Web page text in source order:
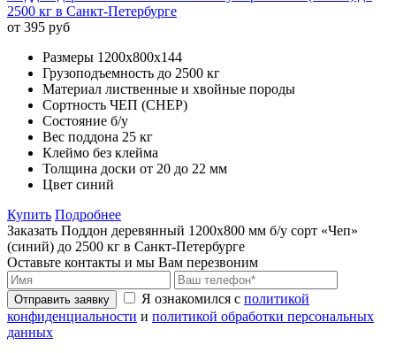
2500 кг в Санкт-Петербурге
от 395 руб
Размеры 1200х800х144
Грузоподъемность до 2500 кг
Материал лиственные и хвойные породы
Сортность ЧЕП (CHEP)
Состояние б/у
Вес поддона 25 кг
Клеймо без клейма
Толщина доски от 20 до 22 мм
Цвет синий
Купить Подробнее
Заказать Поддон деревянный 1200х800 мм б/у сорт «Чеп»
(синий) до 2500 кг в Санкт-Петербурге
Оставьте контакты и мы Вам перезвоним
Отправить заявку Я ознакомился с политикой
конфиденциальности и политикой обработки персональных
данных